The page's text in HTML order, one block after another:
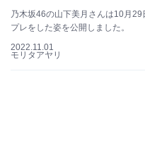
乃木坂46の山下美月さんは10月
プレをした姿を公開しました。
2022.11.01
モリタアヤリ